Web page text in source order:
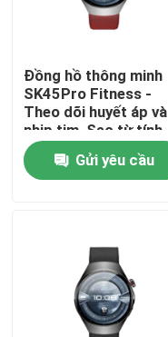
Nhà
Sản phẩm
Về chúng tôi
Đồng hồ thông minh
SK45Pro Fitness -
Theo dõi huyết áp và
nhịp tim, Sạc từ tính
Gửi yêu cầu